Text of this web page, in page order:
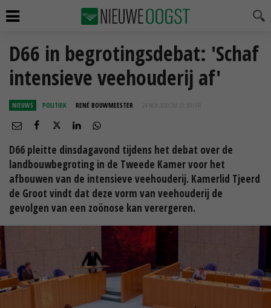
D66 in begrotingsdebat: 'Schaf
intensieve veehouderij af'
NIEUWS POLITIEK RENÉ BOUWMEESTER 24 NOV 2020 OM 23:38
D66 pleitte dinsdagavond tijdens het debat over de
landbouwbegroting in de Tweede Kamer voor het
afbouwen van de intensieve veehouderij. Kamerlid Tjeerd
de Groot vindt dat deze vorm van veehouderij de
gevolgen van een zoönose kan verergeren.